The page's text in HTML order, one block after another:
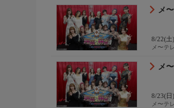
メ
8/22(土)
メ〜テ
メ
8/23(日)
メ〜テ